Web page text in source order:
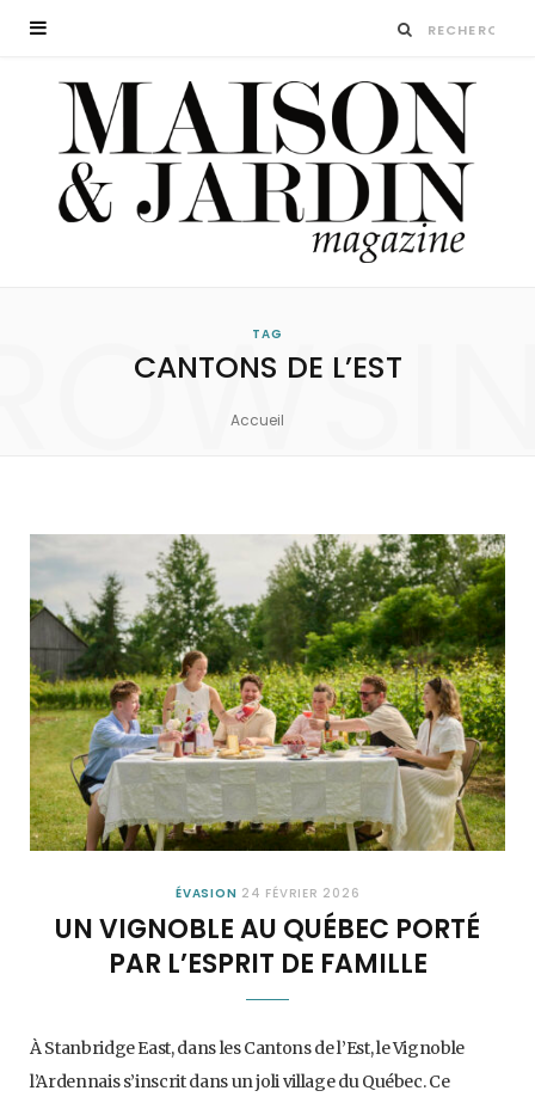
TAG
CANTONS DE L’EST
Accueil
ÉVASION 24 FÉVRIER 2026
UN VIGNOBLE AU QUÉBEC PORTÉ
PAR L’ESPRIT DE FAMILLE
À Stanbridge East, dans les Cantons de l’Est, le Vignoble
l’Ardennais s’inscrit dans un joli village du Québec. Ce